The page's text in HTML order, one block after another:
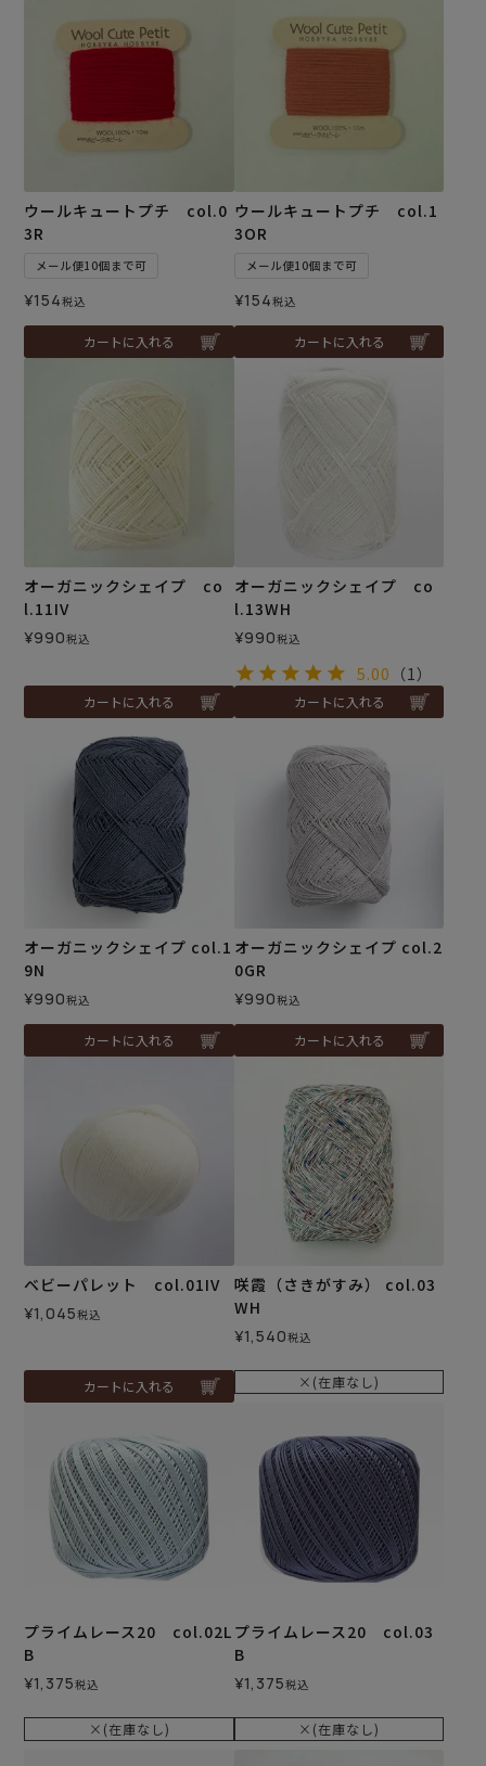
ウールキュートプチ col.0
3R
メール便10個まで可
¥154税込
カートに入れる
ウールキュートプチ col.1
3OR
メール便10個まで可
¥154税込
カートに入れる
オーガニックシェイプ co
l.11IV
¥990税込
カートに入れる
オーガニックシェイプ co
l.13WH
¥990税込
5.00 （1）
カートに入れる
オーガニックシェイプ col.1
9N
¥990税込
カートに入れる
オーガニックシェイプ col.2
0GR
¥990税込
カートに入れる
ベビーパレット col.01IV
¥1,045税込
カートに入れる
咲霞（さきがすみ） col.03
WH
¥1,540税込
×(在庫なし)
プライムレース20 col.02L
B
¥1,375税込
×(在庫なし)
プライムレース20 col.03
B
¥1,375税込
×(在庫なし)